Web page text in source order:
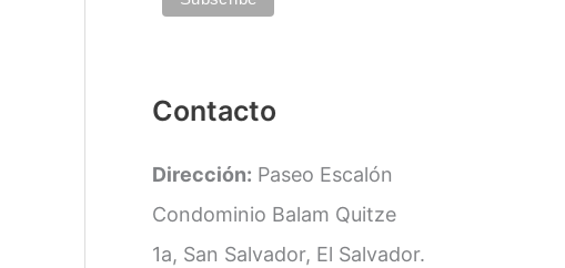
Contacto
Dirección: Paseo Escalón
Condominio Balam Quitze
1a, San Salvador, El Salvador.